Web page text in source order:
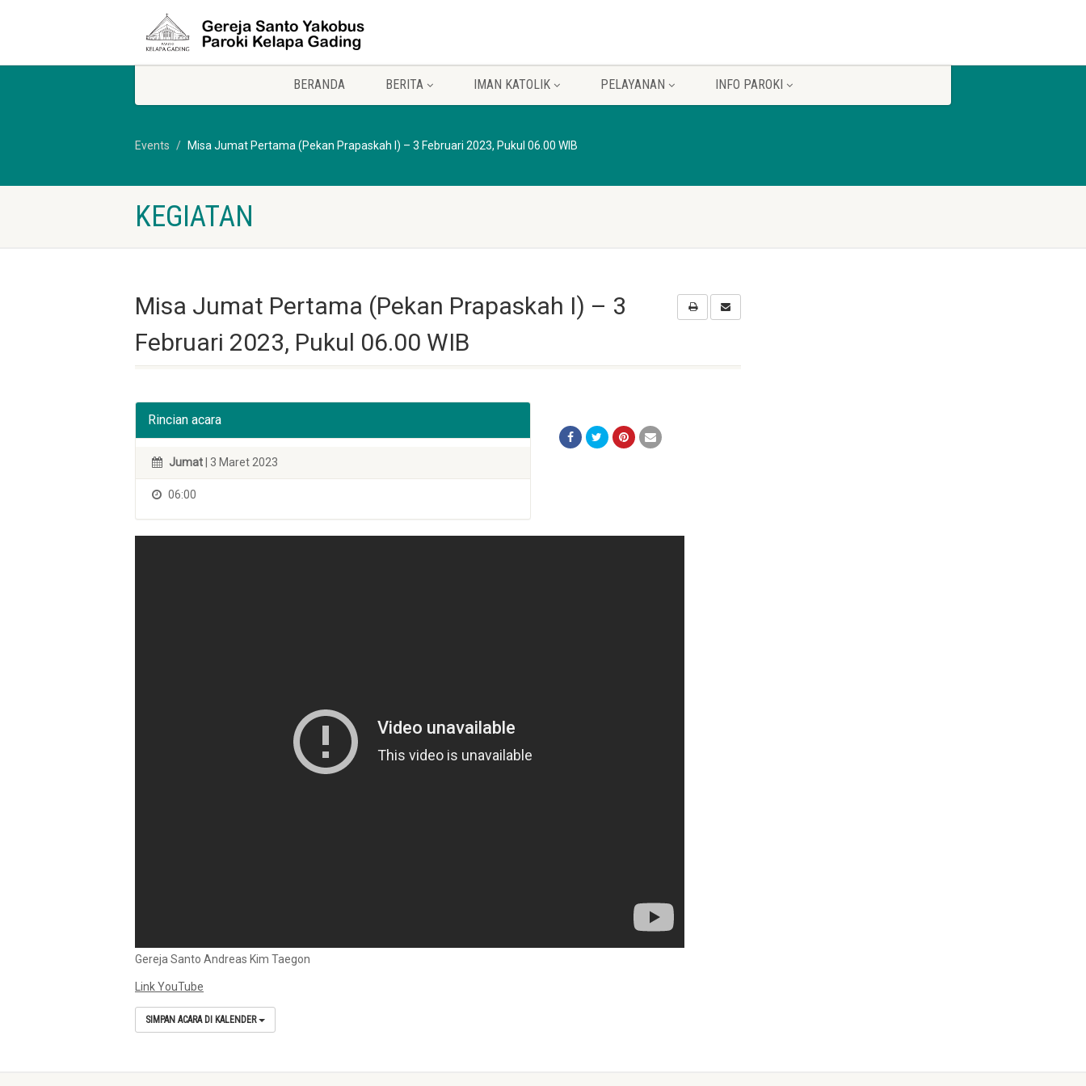
BERANDA BERITA IMAN KATOLIK PELAYANAN INFO PAROKI
Events Misa Jumat Pertama (Pekan Prapaskah I) – 3 Februari 2023, Pukul 06.00 WIB
KEGIATAN
Misa Jumat Pertama (Pekan Prapaskah I) – 3
Februari 2023, Pukul 06.00 WIB
Rincian acara
Jumat | 3 Maret 2023
06:00
Gereja Santo Andreas Kim Taegon
Link YouTube
SIMPAN ACARA DI KALENDER